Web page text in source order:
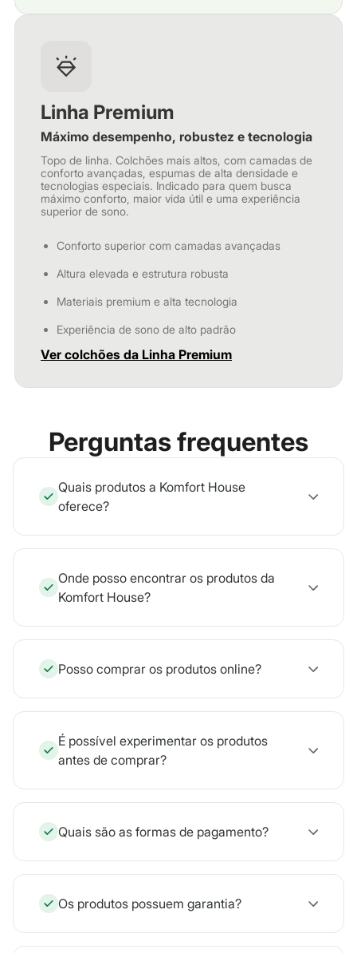
Linha Premium
Máximo desempenho, robustez e tecnologia
Topo de linha. Colchões mais altos, com camadas de
conforto avançadas, espumas de alta densidade e
tecnologias especiais. Indicado para quem busca
máximo conforto, maior vida útil e uma experiência
superior de sono.
Conforto superior com camadas avançadas
Altura elevada e estrutura robusta
Materiais premium e alta tecnologia
Experiência de sono de alto padrão
Ver colchões da Linha Premium
Perguntas frequentes
Quais produtos a Komfort House
oferece?
Onde posso encontrar os produtos da
Komfort House?
Posso comprar os produtos online?
É possível experimentar os produtos
antes de comprar?
Quais são as formas de pagamento?
Os produtos possuem garantia?